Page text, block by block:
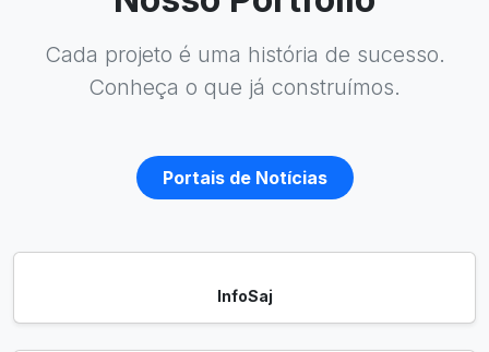
Cada projeto é uma história de sucesso.
Conheça o que já construímos.
Portais de Notícias
InfoSaj